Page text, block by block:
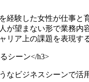
経験した女性が仕事
が望まない形で業務
リア上の課題を表現す
シーン</h3>
なビジネスシーンで活